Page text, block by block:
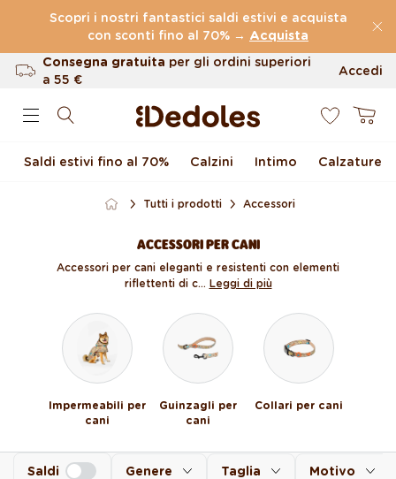
contenuti
Scopri i nostri fantastici saldi estivi e acquista
con sconti fino al 70% → Acquista
(60.199 Recensioni)
Consegna gratuita per gli ordini superiori
a 55 €
Fino a 100 giorni per il reso
Accedi
Carrello
Saldi estivi fino al 70% Calzini Intimo Calzature
Tutti i prodotti Accessori
ACCESSORI PER CANI
Accessori per cani eleganti e resistenti con elementi
riflettenti di c... Leggi di più
Impermeabili per
cani
Guinzagli per
cani
Collari per cani
Genere Taglia Motivo
Saldi